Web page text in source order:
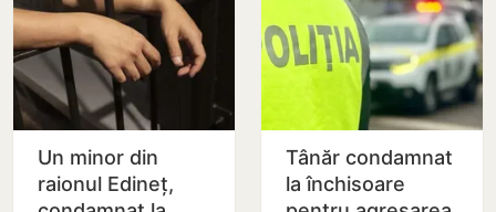
Un minor din
raionul Edineț,
Tânăr condamnat
la închisoare